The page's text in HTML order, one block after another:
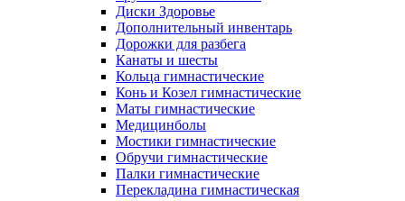
Диски Здоровье
Дополнительный инвентарь
Дорожки для разбега
Канаты и шесты
Кольца гимнастические
Конь и Козел гимнастические
Маты гимнастические
Медицинболы
Мостики гимнастические
Обручи гимнастические
Палки гимнастические
Перекладина гимнастическая